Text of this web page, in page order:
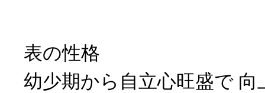
表の性格
幼少期から自立心旺盛で